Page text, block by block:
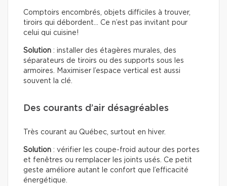
Comptoirs encombrés, objets difficiles à trouver,
tiroirs qui débordent… Ce n’est pas invitant pour
celui qui cuisine!
Solution : installer des étagères murales, des
séparateurs de tiroirs ou des supports sous les
armoires. Maximiser l’espace vertical est aussi
souvent la clé.
Des courants d’air désagréables
Très courant au Québec, surtout en hiver.
Solution : vérifier les coupe-froid autour des portes
et fenêtres ou remplacer les joints usés. Ce petit
geste améliore autant le confort que l’efficacité
énergétique.